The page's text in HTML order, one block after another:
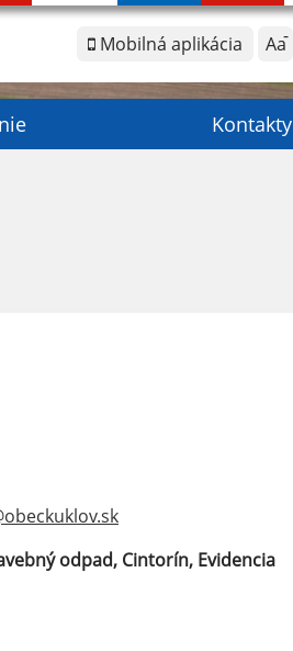
Mobilná aplikácia Aa
Kontakty
odpad, Cintorín, Evidencia